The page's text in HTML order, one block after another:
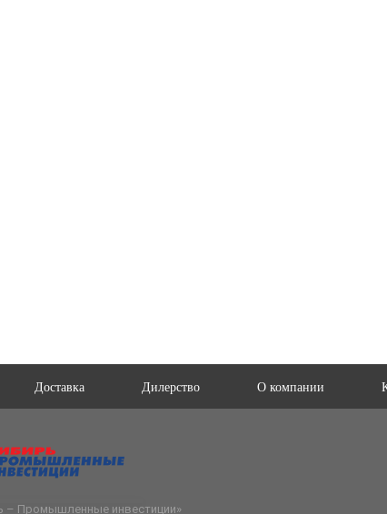
Доставка Дилерство О компании
– Промышленные инвестиции»